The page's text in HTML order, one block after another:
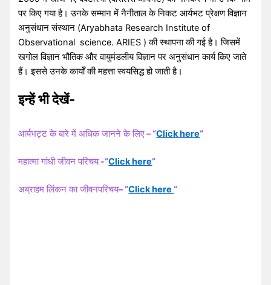
पर किए गया है। उनके सम्मान में नैनीताल के निकट आर्यभट प्रेक्षण विज्ञान
अनुसंधान संस्थान (Aryabhata Research Institute of
Observational science. ARIES ) की स्थापना की गई है। जिसमें
खगोल विज्ञान भौतिक और वायुमंडलीय विज्ञान पर अनुसंधान कार्य किए जाते
हैं। इससे उनके कार्यों की महत्ता स्वयसिद्ध हो जाती है।
इन्हें भी देखें-
आर्यभट्ट के बारे में अधिक जानने के लिए– “Click here“
महात्मा गांधी जीवन परिचय-“Click here“
अब्राहम लिंकन का जीवनपरिचय– “Click here“